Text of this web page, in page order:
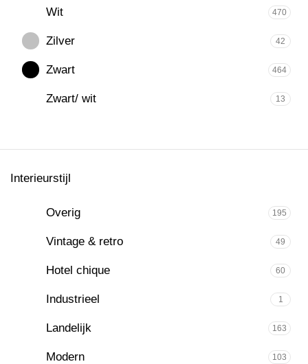
Wit 470
Zilver 42
Zwart 464
Zwart/ wit 13
Interieurstijl
Overig 195
Vintage & retro 49
Hotel chique 60
Industrieel 1
Landelijk 163
Modern 103